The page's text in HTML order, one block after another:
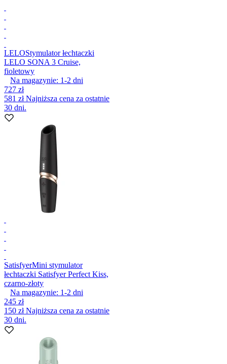
LELOStymulator łechtaczki
LELO SONA 3 Cruise,
fioletowy
Na magazynie: 1-2 dni
727 zł
581 złNajniższa cena za ostatnie
30 dni.
SatisfyerMini stymulator
łechtaczki Satisfyer Perfect Kiss,
czarno-złoty
Na magazynie: 1-2 dni
245 zł
150 złNajniższa cena za ostatnie
30 dni.